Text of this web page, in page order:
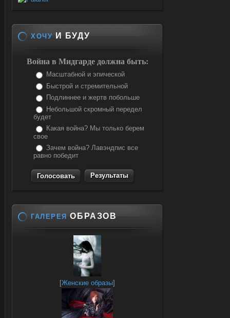
ХОЧУ И БУДУ
Война в Мидгарде должна быть:
Масштабной и эпической
Быстрой и стремительной
Подлиннее и жертв побольше
Небольшой скромный передел
будет
Какая война? Мы только берем
свое
Зачем война? Лавэндпис все
равно победит
Результаты
ГАЛЕРЕЯ ОБРАЗОВ
[Женские образы]